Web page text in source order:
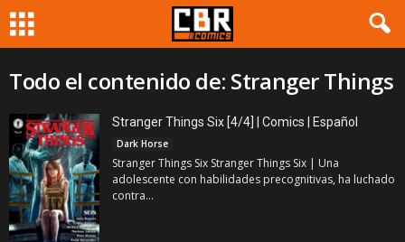
Todo el contenido de: Stranger Things
Stranger Things Six [4/4] | Comics | Español
Dark Horse
Stranger Things Six Stranger Things Six | Una
adolescente con habilidades precognitivas, ha luchado
contra...